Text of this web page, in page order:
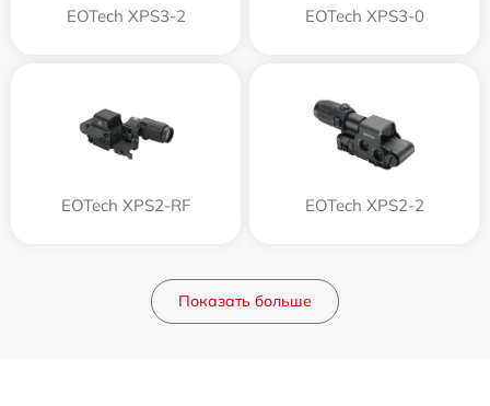
EOTech XPS3-2 EOTech XPS3-0
EOTech XPS2-RF EOTech XPS2-2
Показать больше